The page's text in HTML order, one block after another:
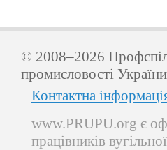
© 2008–2026
промисловості України
Контактна
www.PRUPU.org є
працівників